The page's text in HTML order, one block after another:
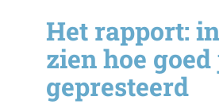
Het rapport:
zien hoe goed
gepresteerd